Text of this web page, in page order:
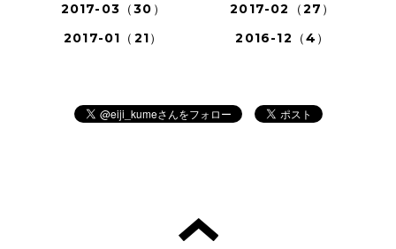
2017-03（30）
2017-02（27）
2017-01（21）
2016-12（4）